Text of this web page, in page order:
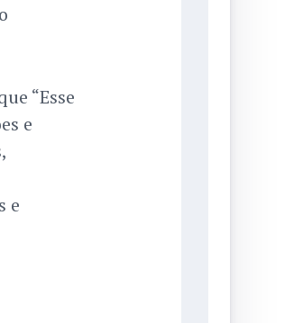
“Esse
e
e